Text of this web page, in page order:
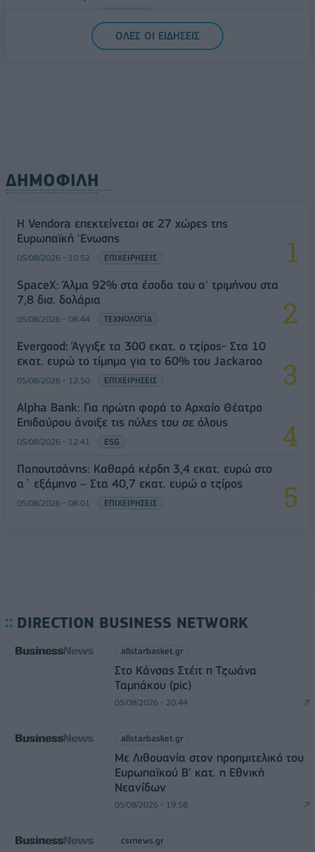
ΟΛΕΣ ΟΙ ΕΙΔΗΣΕΙΣ
ΔΗΜΟΦΙΛΗ
Η Vendora επεκτείνεται σε 27 χώρες της
Ευρωπαϊκή 'Ενωσης
05/08/2026 - 10:52 ΕΠΙΧΕΙΡΗΣΕΙΣ
SpaceX: Άλμα 92% στα έσοδα του α' τριμήνου στα
7,8 δισ. δολάρια
05/08/2026 - 08:44 ΤΕΧΝΟΛΟΓΙΑ
Evergood: Άγγιξε τα 300 εκατ. ο τζίρος- Στα 10
εκατ. ευρώ το τίμημα για το 60% του Jackaroo
05/08/2026 - 12:50 ΕΠΙΧΕΙΡΗΣΕΙΣ
Alpha Bank: Για πρώτη φορά το Αρχαίο Θέατρο
Επιδαύρου άνοιξε τις πύλες του σε όλους
05/08/2026 - 12:41 ESG
Παπουτσάνης: Καθαρά κέρδη 3,4 εκατ. ευρώ στο
α΄ εξάμηνο – Στα 40,7 εκατ. ευρώ ο τζίρος
05/08/2026 - 08:01 ΕΠΙΧΕΙΡΗΣΕΙΣ
DIRECTION BUSINESS NETWORK
allstarbasket.gr
Στο Κάνσας Στέιτ η Τζωάνα
Ταμπάκου (pic)
05/08/2026 - 20:44
allstarbasket.gr
Με Λιθουανία στον προημιτελικό του
Ευρωπαϊκού Β' κατ. η Εθνική
Νεανίδων
05/08/2026 - 19:58
csrnews.gr